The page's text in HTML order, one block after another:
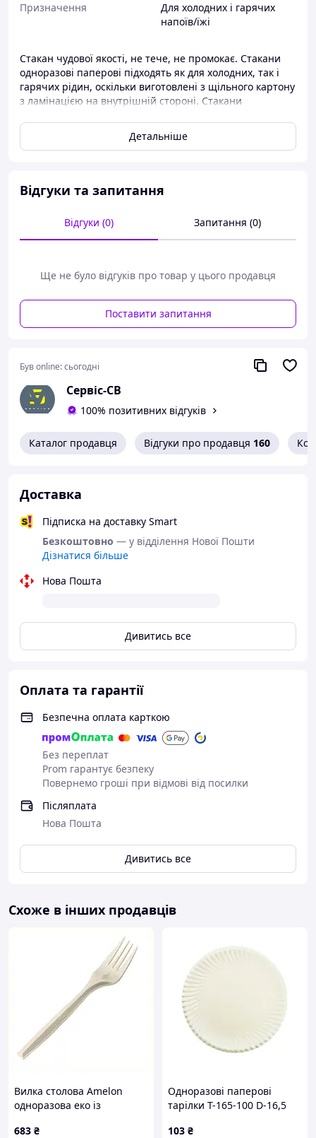
Призначення
Для холодних і гарячих
напоїв/їжі
Стакан чудової якості, не тече, не промокає. Стакани
одноразові паперові підходять як для холодних, так і
гарячих рідин, оскільки виготовлені з щільного картону
з ламінацією на внутрішній стороні. Стакани
деформуватися і бути герметичними.
Детальніше
Відгуки та запитання
Відгуки (0) Запитання (0)
Ще не було відгуків про товар у цього продавця
Поставити запитання
Був online:сьогодні
Сервіс-СВ
100% позитивних відгуків
Каталог продавця Відгуки про продавця 160
Доставка
Підписка на доставку Smart
Безкоштовно — у відділення Нової Пошти
Дізнатися більше
Нова Пошта
Дивитись все
Оплата та гарантії
Безпечна оплата карткою
Без переплат
Prom гарантує безпеку
Повернемо гроші при відмові від посилки
Післяплата
Нова Пошта
Дивитись все
Схоже в інших продавців
Вилка столова Amelon
одноразова еко із
17 см 200 шт/уп (99810),
683 ₴
Одноразові паперові
тарілки T-165-100 D-16,5
103 ₴